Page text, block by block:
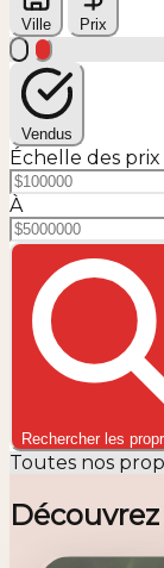
Ville Prix
Vendus
Échelle des prix
À
Rechercher les
Toutes nos